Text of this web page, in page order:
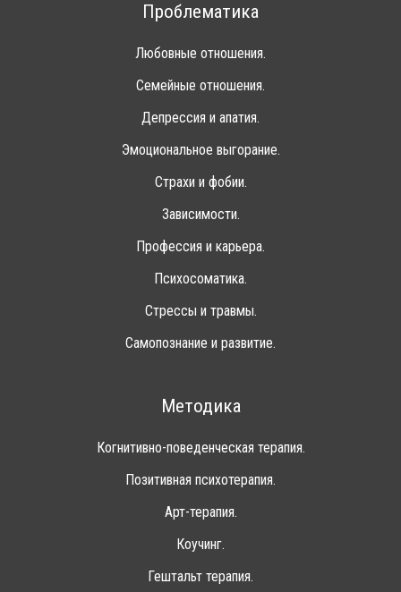
Проблематика
Любовные отношения.
Семейные отношения.
Депрессия и апатия.
Эмоциональное выгорание.
Страхи и фобии.
Зависимости.
Профессия и карьера.
Психосоматика.
Стрессы и травмы.
Самопознание и развитие.
Методика
Когнитивно-поведенческая терапия.
Позитивная психотерапия.
Арт-терапия.
Коучинг.
Гештальт терапия.